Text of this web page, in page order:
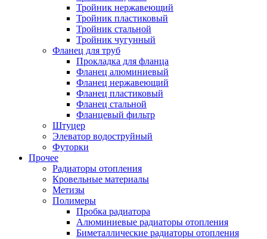
Тройник нержавеющий
Тройник пластиковый
Тройник стальной
Тройник чугунный
Фланец для труб
Прокладка для фланца
Фланец алюминиевый
Фланец нержавеющий
Фланец пластиковый
Фланец стальной
Фланцевый фильтр
Штуцер
Элеватор водоструйный
Футорки
Прочее
Радиаторы отопления
Кровельные материалы
Метизы
Полимеры
Пробка радиатора
Алюминиевые радиаторы отопления
Биметаллические радиаторы отопления